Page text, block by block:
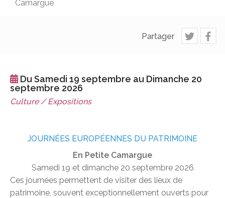
Camargue
Partager
Du Samedi 19 septembre au Dimanche 20
septembre 2026
Culture / Expositions
JOURNÉES EUROPÉENNES DU PATRIMOINE
En Petite Camargue
Samedi 19 et dimanche 20 septembre 2026
Ces journées permettent de visiter des lieux de
patrimoine, souvent exceptionnellement ouverts pour